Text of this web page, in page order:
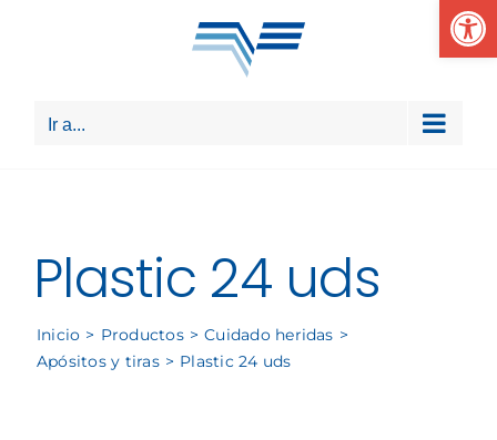
Ir a...
Plastic 24 uds
Inicio Productos
Cuidado heridas
Apósitos y tiras
Plastic 24 uds